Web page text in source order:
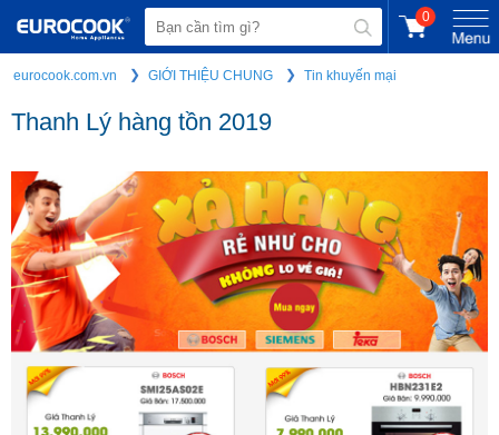
0
eurocook.com.vn GIỚI THIỆU CHUNG Tin khuyến mại
Thanh Lý hàng tồn 2019